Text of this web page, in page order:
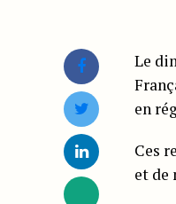
Le
en
Ces
et de